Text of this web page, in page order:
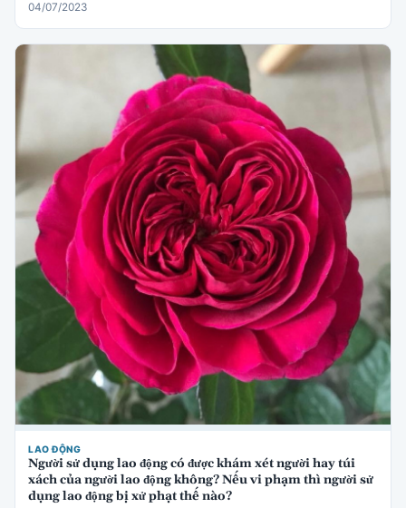
04/07/2023
LAO ĐỘNG
Người sử dụng lao động có được khám xét người hay túi
xách của người lao động không? Nếu vi phạm thì người sử
dụng lao động bị xử phạt thế nào?